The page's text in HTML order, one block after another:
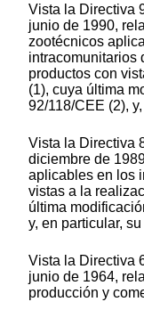
Vista la Directiva
junio de 1990,
zootécnicos
intracomunitarios
productos con
(1), cuya última
92/118/CEE (2),
Vista la Directiva
diciembre de
aplicables en los
vistas a la
última
y, en particular,
Vista la Directiva
junio de 1964,
producción y